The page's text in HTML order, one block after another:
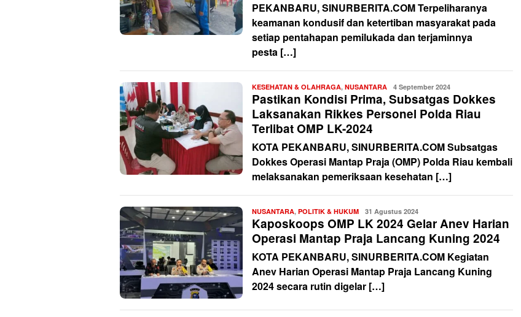
PEKANBARU, SINURBERITA.COM Terpeliharanya
keamanan kondusif dan ketertiban masyarakat pada
setiap pentahapan pemilukada dan terjaminnya
pesta […]
KESEHATAN & OLAHRAGA, NUSANTARA Redaksi
4 September 2024
Pastikan Kondisi Prima, Subsatgas Dokkes
Laksanakan Rikkes Personel Polda Riau
Terlibat OMP LK-2024
KOTA PEKANBARU, SINURBERITA.COM Subsatgas
Dokkes Operasi Mantap Praja (OMP) Polda Riau kembali
melaksanakan pemeriksaan kesehatan […]
NUSANTARA, POLITIK & HUKUM Redaksi
31 Agustus 2024
Kaposkoops OMP LK 2024 Gelar Anev Harian
Operasi Mantap Praja Lancang Kuning 2024
KOTA PEKANBARU, SINURBERITA.COM Kegiatan
Anev Harian Operasi Mantap Praja Lancang Kuning
2024 secara rutin digelar […]